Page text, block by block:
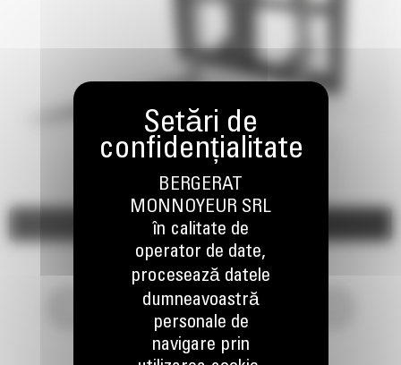
BERGERAT
MONNOYEUR SRL
în calitate de
operator de date,
procesează datele
dumneavoastră
personale de
navigare prin